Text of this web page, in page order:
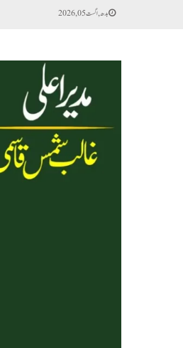
بدھ, اگست 05, 2026